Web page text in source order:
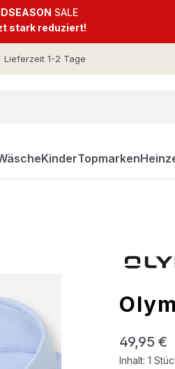
SALE
stark reduziert!
Lieferzeit 1-2 Tage
KinderTopmarken
Regulärer
49,95 €
Inhalt: 1